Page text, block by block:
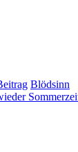
Blödsinn